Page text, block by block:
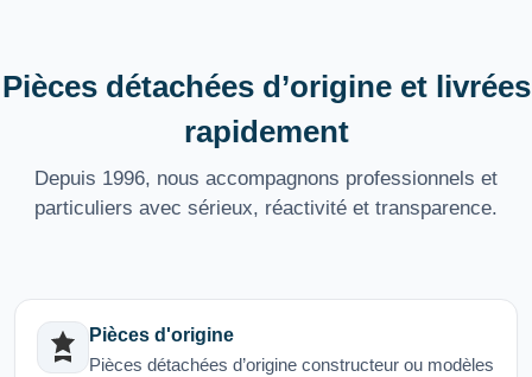
Pièces détachées d’origine et livrées
rapidement
Depuis 1996, nous accompagnons professionnels et
particuliers avec sérieux, réactivité et transparence.
Pièces d'origine
Pièces détachées d’origine constructeur ou modèles